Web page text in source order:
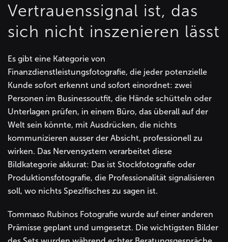
Vertrauenssignal ist, das
sich nicht inszenieren lässt
Es gibt eine Kategorie von
Finanzdienstleistungsfotografie, die jeder potenzielle
Kunde sofort erkennt und sofort einordnet: zwei
Personen im Businessoutfit, die Hände schütteln oder
Unterlagen prüfen, in einem Büro, das überall auf der
Welt sein könnte, mit Ausdrücken, die nichts
kommunizieren ausser der Absicht, professionell zu
wirken. Das Nervensystem verarbeitet diese
Bildkategorie akkurat: Das ist Stockfotografie oder
Produktionsfotografie, die Professionalität signalisieren
soll, wo nichts Spezifisches zu sagen ist.
Tommaso Rubinos Fotografie wurde auf einer anderen
Prämisse geplant und umgesetzt. Die wichtigsten Bilder